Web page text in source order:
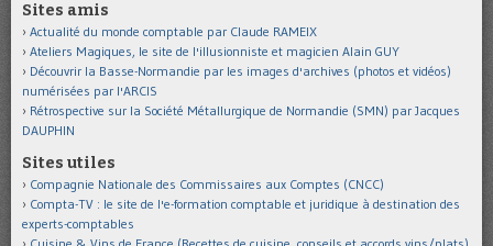
Sites amis
Actualité du monde comptable par Claude RAMEIX
Ateliers Magiques, le site de l'illusionniste et magicien Alain GUY
Découvrir la Basse-Normandie par les images d'archives (photos et vidéos)
numérisées par l'ARCIS
Rétrospective sur la Société Métallurgique de Normandie (SMN) par Jacques
DAUPHIN
Sites utiles
Compagnie Nationale des Commissaires aux Comptes (CNCC)
Compta-TV : le site de l'e-formation comptable et juridique à destination des
experts-comptables